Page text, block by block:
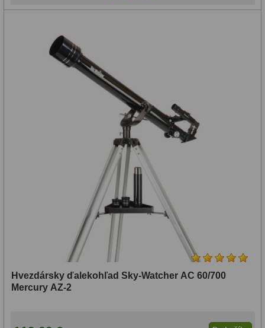
Hvezdársky ďalekohľad Sky-Watcher AC 60/700
Mercury AZ-2